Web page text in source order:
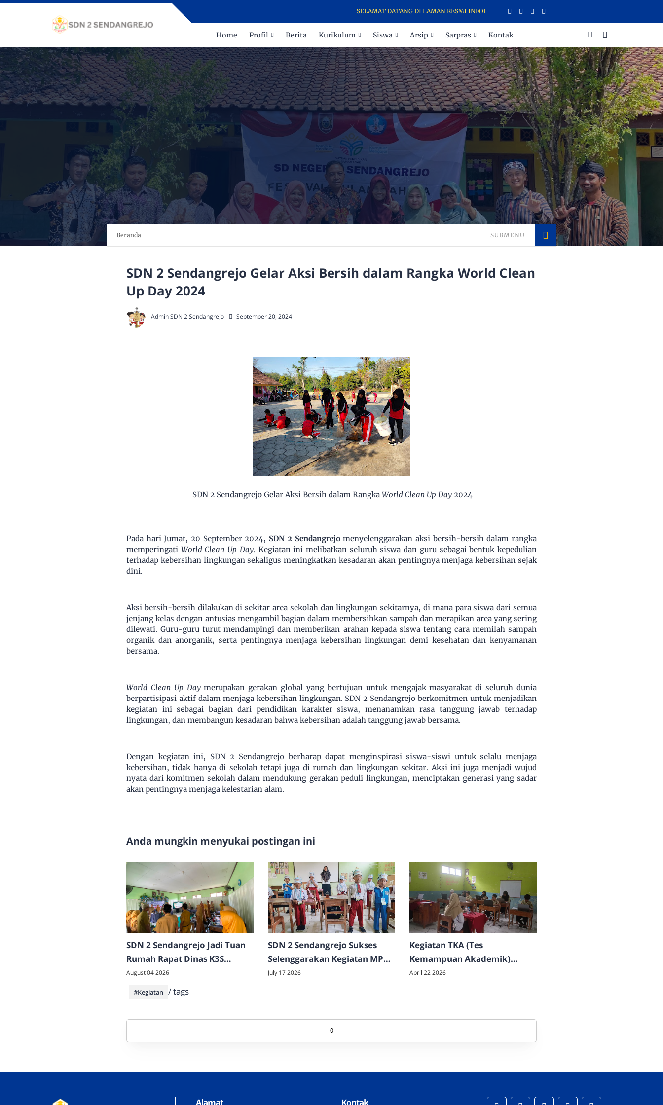
SELAMAT DATANG DI LAMAN RESMI INFORMASI SEKOLAH (LARIS) SD NEGERI 2 SENDANGREJO
Home Profil Berita Kurikulum Siswa Arsip Sarpras Kontak
Beranda SUBMENU
SDN 2 Sendangrejo Gelar Aksi Bersih dalam Rangka World Clean
Up Day 2024
Admin SDN 2 Sendangrejo September 20, 2024
SDN 2 Sendangrejo Gelar Aksi Bersih dalam Rangka World Clean Up Day 2024
Pada hari Jumat, 20 September 2024, SDN 2 Sendangrejomenyelenggarakan aksi bersih-bersih dalam rangka
memperingati World Clean Up Day. Kegiatan ini melibatkan seluruh siswa dan guru sebagai bentuk kepedulian
terhadap kebersihan lingkungan sekaligus meningkatkan kesadaran akan pentingnya menjaga kebersihan sejak
dini.
Aksi bersih-bersih dilakukan di sekitar area sekolah dan lingkungan sekitarnya, di mana para siswa dari semua
jenjang kelas dengan antusias mengambil bagian dalam membersihkan sampah dan merapikan area yang sering
dilewati. Guru-guru turut mendampingi dan memberikan arahan kepada siswa tentang cara memilah sampah
organik dan anorganik, serta pentingnya menjaga kebersihan lingkungan demi kesehatan dan kenyamanan
bersama.
World Clean Up Daymerupakan gerakan global yang bertujuan untuk mengajak masyarakat di seluruh dunia
berpartisipasi aktif dalam menjaga kebersihan lingkungan. SDN 2 Sendangrejo berkomitmen untuk menjadikan
kegiatan ini sebagai bagian dari pendidikan karakter siswa, menanamkan rasa tanggung jawab terhadap
lingkungan, dan membangun kesadaran bahwa kebersihan adalah tanggung jawab bersama.
Dengan kegiatan ini, SDN 2 Sendangrejo berharap dapat menginspirasi siswa-siswi untuk selalu menjaga
kebersihan, tidak hanya di sekolah tetapi juga di rumah dan lingkungan sekitar. Aksi ini juga menjadi wujud
nyata dari komitmen sekolah dalam mendukung gerakan peduli lingkungan, menciptakan generasi yang sadar
akan pentingnya menjaga kelestarian alam.
Anda mungkin menyukai postingan ini
SDN 2 Sendangrejo Jadi Tuan
Rumah Rapat Dinas K3S
Kecamatan Klego, Tampilkan
Beragam Potensi dan Prestasi
Sekolah
August 04 2026
SDN 2 Sendangrejo Sukses
Selenggarakan Kegiatan MPLS
Ramah Tahun Ajaran
July 17 2026
Kegiatan TKA (Tes
Kemampuan Akademik)
Tahun 2026
April 22 2026
/ tags
#Kegiatan
0
Alamat Kontak